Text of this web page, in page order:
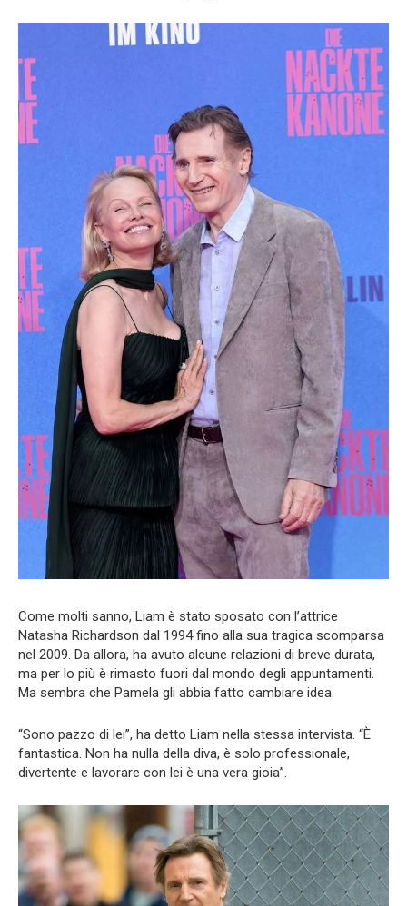
Come molti sanno, Liam è stato sposato con l’attrice
Natasha Richardson dal 1994 fino alla sua tragica scomparsa
nel 2009. Da allora, ha avuto alcune relazioni di breve durata,
ma per lo più è rimasto fuori dal mondo degli appuntamenti.
Ma sembra che Pamela gli abbia fatto cambiare idea.
“Sono pazzo di lei”, ha detto Liam nella stessa intervista. “È
fantastica. Non ha nulla della diva, è solo professionale,
divertente e lavorare con lei è una vera gioia”.